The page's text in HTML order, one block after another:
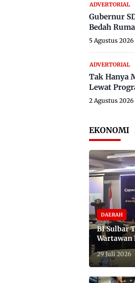
ADVERTORIAL
Gubernur
Bedah
5 Agustus 2026
ADVERTORIAL
Tak Hanya
Lewat
2 Agustus 2026
EKONOMI
DAERAH
BI Sulbar
Wartawan
2026
29 Juli 2026